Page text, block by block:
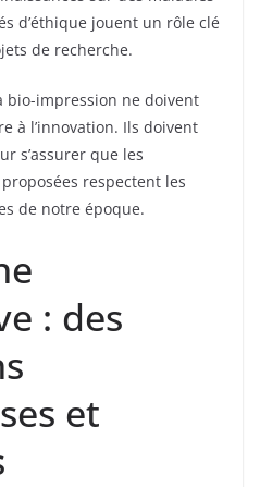
d’éthique jouent un rôle clé
de recherche.
bio-impression ne doivent
à l’innovation. Ils doivent
s’assurer que les
respectent les
de notre époque.
: des
et